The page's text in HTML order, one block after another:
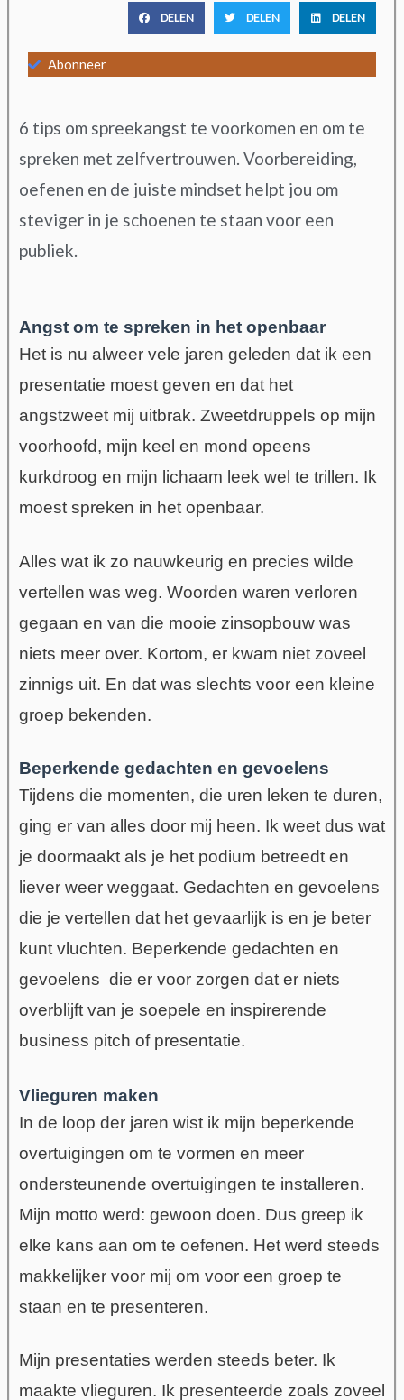
DELEN DELEN DELEN
Abonneer
6 tips om spreekangst te voorkomen en om te
spreken met zelfvertrouwen. Voorbereiding,
oefenen en de juiste mindset helpt jou om
steviger in je schoenen te staan voor een
publiek.
Angst om te spreken in het openbaar
Het is nu alweer vele jaren geleden dat ik een
presentatie moest geven en dat het
angstzweet mij uitbrak. Zweetdruppels op mijn
voorhoofd, mijn keel en mond opeens
kurkdroog en mijn lichaam leek wel te trillen. Ik
moest spreken in het openbaar.
Alles wat ik zo nauwkeurig en precies wilde
vertellen was weg. Woorden waren verloren
gegaan en van die mooie zinsopbouw was
niets meer over. Kortom, er kwam niet zoveel
zinnigs uit. En dat was slechts voor een kleine
groep bekenden.
Beperkende gedachten en gevoelens
Tijdens die momenten, die uren leken te duren,
ging er van alles door mij heen. Ik weet dus wat
je doormaakt als je het podium betreedt en
liever weer weggaat. Gedachten en gevoelens
die je vertellen dat het gevaarlijk is en je beter
kunt vluchten. Beperkende gedachten en
gevoelens die er voor zorgen dat er niets
overblijft van je soepele en inspirerende
business pitch of presentatie.
Vlieguren maken
In de loop der jaren wist ik mijn beperkende
overtuigingen om te vormen en meer
ondersteunende overtuigingen te installeren.
Mijn motto werd: gewoon doen. Dus greep ik
elke kans aan om te oefenen. Het werd steeds
makkelijker voor mij om voor een groep te
staan en te presenteren.
Mijn presentaties werden steeds beter. Ik
maakte vlieguren. Ik presenteerde zoals zoveel